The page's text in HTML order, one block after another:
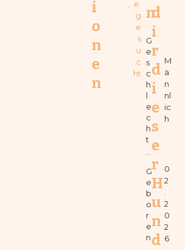
i
o
n
e
n
e
g
e
s
u
c
ht
n
G
e
s
c
h
l
e
c
h
t
M
ä
n
nl
ic
h
G
e
b
o
r
e
n
0
2
2
0
2
6
d
i
r
d
i
e
s
e
r
H
u
n
d